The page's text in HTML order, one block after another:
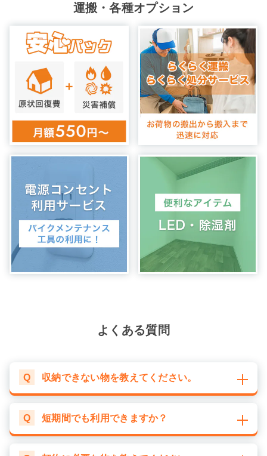
運搬・各種オプション
よくある質問
Q 収納できない物を教えてください。
Q 短期間でも利用できますか？